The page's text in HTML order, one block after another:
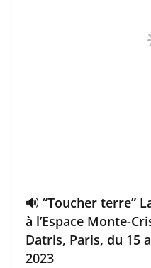
🔊 “Toucher terre”
à l’Espace Monte-
Datris, Paris, du 15
2023